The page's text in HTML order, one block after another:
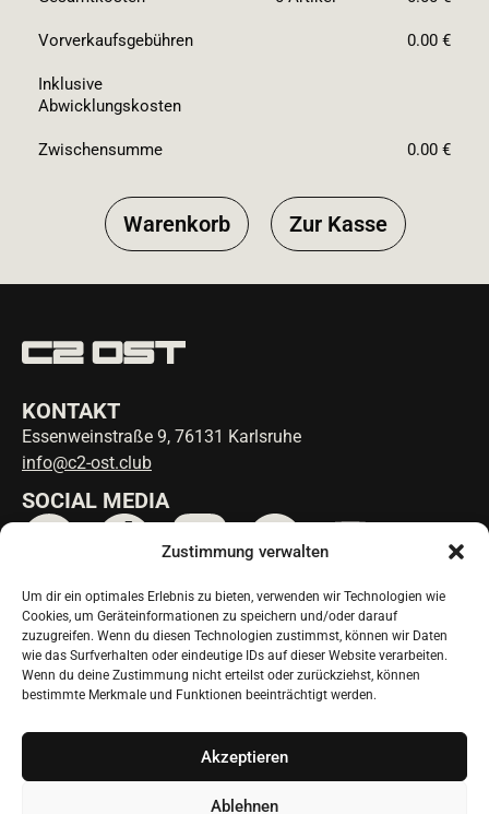
Zustimmung verwalten
Um dir ein optimales Erlebnis zu bieten, verwenden wir Technologien wie
Cookies, um Geräteinformationen zu speichern und/oder darauf
zuzugreifen. Wenn du diesen Technologien zustimmst, können wir Daten
wie das Surfverhalten oder eindeutige IDs auf dieser Website verarbeiten.
Wenn du deine Zustimmung nicht erteilst oder zurückziehst, können
bestimmte Merkmale und Funktionen beeinträchtigt werden.
Akzeptieren
Ablehnen
Vorverkaufsgebühren 0.00 €
Inklusive
Abwicklungskosten
Zwischensumme 0.00 €
Warenkorb Zur Kasse
KONTAKT
Essenweinstraße 9, 76131 Karlsruhe
info@c2-ost.club
SOCIAL MEDIA
ANFAHRT
ÖPNV Karl-Wilhelm-Platz:
Linie 3 & 4
ÖPNV Tullastraße / Alter Schlachthof: